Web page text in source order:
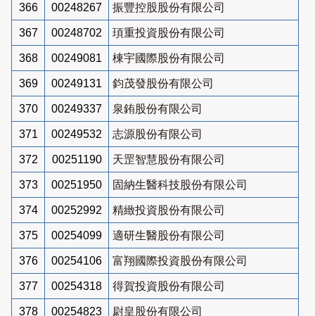
366 00248267 振豐控股股份有限公司
367 00248702 頊重投資股份有限公司
368 00249081 棟宇國際股份有限公司
369 00249131 鈞茂發股份有限公司
370 00249337 泉銪股份有限公司
371 00249532 志源股份有限公司
372 00251190 天罡智慧股份有限公司
373 00251950 固納生醫科技股份有限公司
374 00252992 精緻投資股份有限公司
375 00254099 適研生醫股份有限公司
376 00254106 富翔國際投資股份有限公司
377 00254318 得賀投資股份有限公司
378 00254823 尉皇股份有限公司